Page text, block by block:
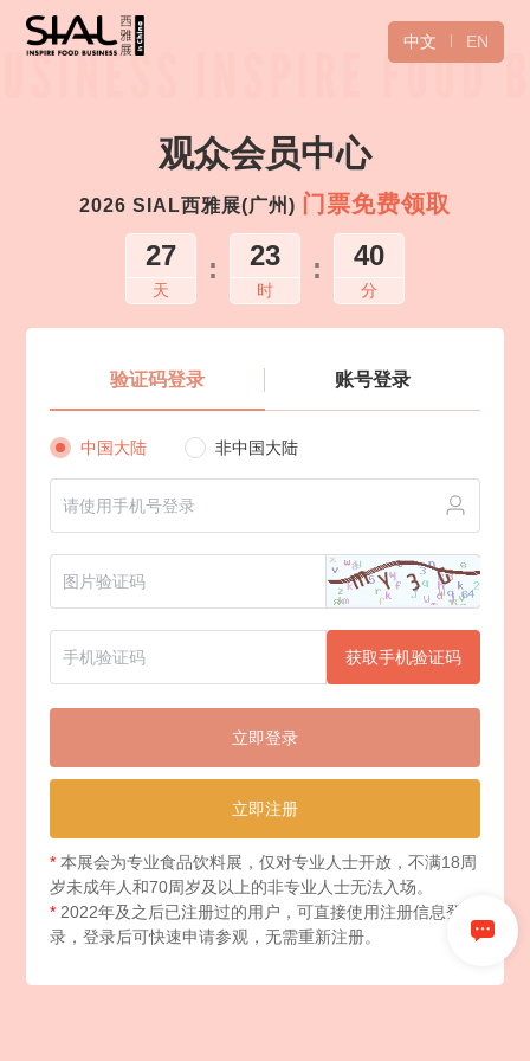
中文 EN
观众会员中心
2026 SIAL西雅展(广州) 门票免费领取
27
天
: 23
时
: 40
分
验证码登录 账号登录
中国大陆 非中国大陆
获取手机验证码
立即登录
立即注册
* 本展会为专业食品饮料展，仅对专业人士开放，不满18周
岁未成年人和70周岁及以上的非专业人士无法入场。
* 2022年及之后已注册过的用户，可直接使用注册信息登
录，登录后可快速申请参观，无需重新注册。